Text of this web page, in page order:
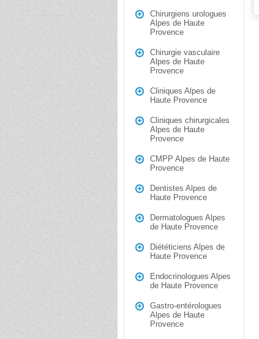
Chirurgiens urologues
Alpes de Haute
Provence
Chirurgie vasculaire
Alpes de Haute
Provence
Cliniques Alpes de
Haute Provence
Cliniques chirurgicales
Alpes de Haute
Provence
CMPP Alpes de Haute
Provence
Dentistes Alpes de
Haute Provence
Dermatologues Alpes
de Haute Provence
Diététiciens Alpes de
Haute Provence
Endocrinologues Alpes
de Haute Provence
Gastro-entérologues
Alpes de Haute
Provence